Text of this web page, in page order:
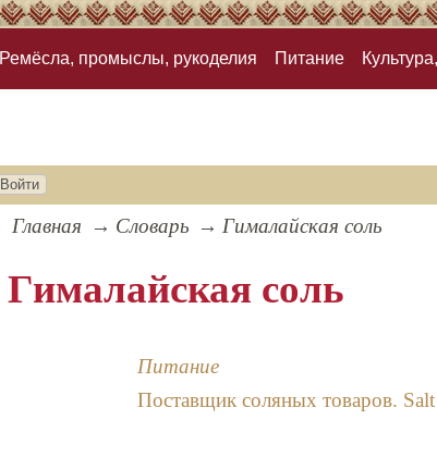
Ремёсла, промыслы, рукоделия Питание
Войти
Главная Словарь Гималайская соль
Гималайская соль
Питание
Поставщик соляных товаров.